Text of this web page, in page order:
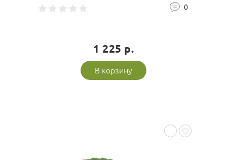
0
1 225 р.
В корзину